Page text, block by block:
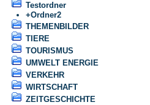
Testordner
+Ordner2
THEMENBILDER
TIERE
TOURISMUS
UMWELT ENERGIE
VERKEHR
WIRTSCHAFT
ZEITGESCHICHTE